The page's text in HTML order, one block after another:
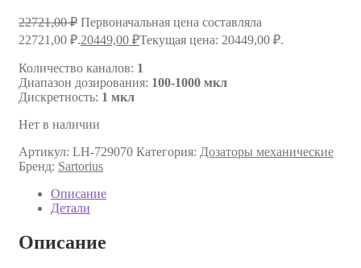
22721,00₽ Первоначальная цена составляла
22721,00 ₽.20449,00 ₽Текущая цена: 20449,00 ₽.
Количество каналов: 1
Диапазон дозирования: 100-1000 мкл
Дискретность: 1 мкл
Нет в наличии
Артикул: LH-729070 Категория: Дозаторы механические
Бренд: Sartorius
Описание
Детали
Описание